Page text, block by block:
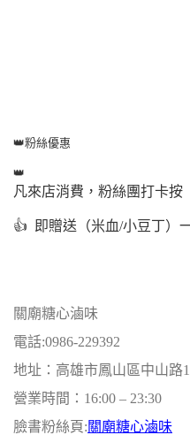
👑粉絲優惠
👑
凡來店消費，粉絲團打卡按
👍 即贈送（米血/小豆丁）
關廟糖心滷味
電話:0986-229392
地址：高雄市鳳山區中山路
營業時間：16:00 – 23:30
臉書粉絲頁:關廟糖心滷味